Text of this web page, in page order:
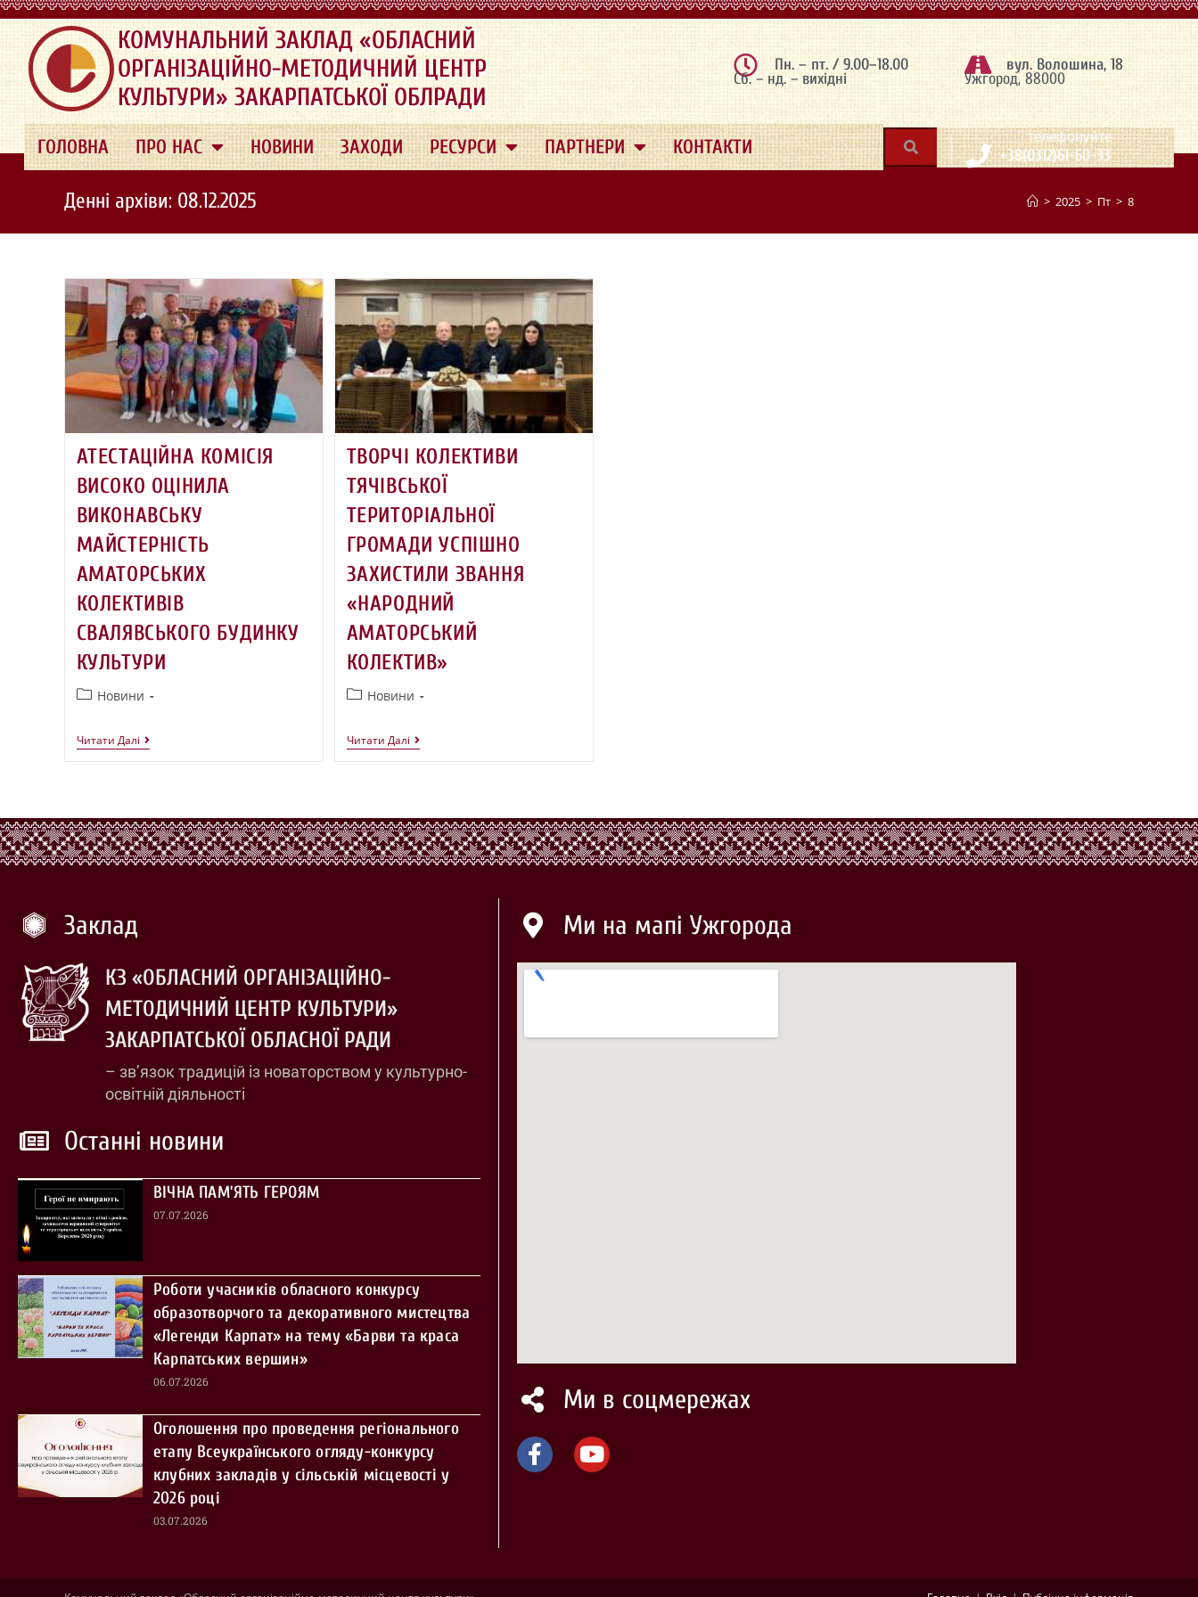
.
КОМУНАЛЬНИЙ ЗАКЛАД «ОБЛАСНИЙ
ОРГАНІЗАЦІЙНО-МЕТОДИЧНИЙ ЦЕНТР
КУЛЬТУРИ» ЗАКАРПАТСЬКОЇ ОБЛРАДИ
Пн. – пт. / 9.00–18.00
Сб. – нд. – вихідні
вул. Волошина, 18
Ужгород, 88000
ГОЛОВНА ПРО НАС НОВИНИ ЗАХОДИ РЕСУРСИ ПАРТНЕРИ КОНТАКТИ | телефонуйте
+38(0312)61-60-33
Денні архіви: 08.12.2025 > 2025 > Пт > 8
АТЕСТАЦІЙНА КОМІСІЯ
ВИСОКО ОЦІНИЛА
ВИКОНАВСЬКУ
МАЙСТЕРНІСТЬ
АМАТОРСЬКИХ
КОЛЕКТИВІВ
СВАЛЯВСЬКОГО БУДИНКУ
КУЛЬТУРИ
Новини
Читати Далі
ТВОРЧІ КОЛЕКТИВИ
ТЯЧІВСЬКОЇ
ТЕРИТОРІАЛЬНОЇ
ГРОМАДИ УСПІШНО
ЗАХИСТИЛИ ЗВАННЯ
«НАРОДНИЙ
АМАТОРСЬКИЙ
КОЛЕКТИВ»
Новини
Читати Далі
Заклад
КЗ «ОБЛАСНИЙ ОРГАНІЗАЦІЙНО-
МЕТОДИЧНИЙ ЦЕНТР КУЛЬТУРИ»
ЗАКАРПАТСЬКОЇ ОБЛАСНОЇ РАДИ
– зв’язок традицій із новаторством у культурно-
освітній діяльності
Останні новини
ВІЧНА ПАМ’ЯТЬ ГЕРОЯМ
07.07.2026
Роботи учасників обласного конкурсу
образотворчого та декоративного мистецтва
«Легенди Карпат» на тему «Барви та краса
Карпатських вершин»
06.07.2026
Оголошення про проведення регіонального
етапу Всеукраїнського огляду-конкурсу
клубних закладів у сільській місцевості у
2026 році
03.07.2026
Ми на мапі Ужгорода
Ми в соцмережах